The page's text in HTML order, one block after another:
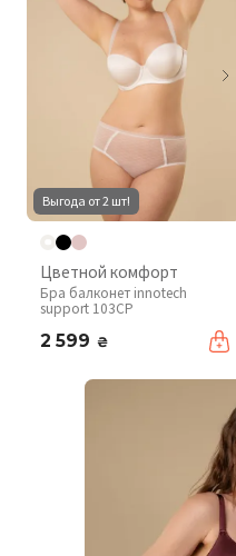
Выгода от 2 шт!
Цветной комфорт
Бра балконет innotech
support 103CP
2 599 ₴